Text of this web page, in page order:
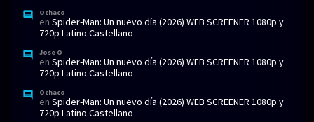
Ochaco
en Spider-Man: Un nuevo día (2026) WEB SCREENER 1080p y
720p Latino Castellano
Jose O
en Spider-Man: Un nuevo día (2026) WEB SCREENER 1080p y
720p Latino Castellano
Ochaco
en Spider-Man: Un nuevo día (2026) WEB SCREENER 1080p y
720p Latino Castellano